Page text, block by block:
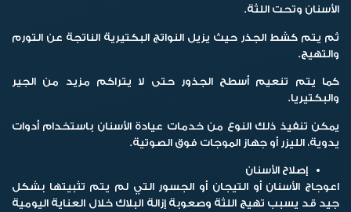
الأسنان وتحت اللثة.
ثم يتم كشط الجذر حيث يزيل النواتج البكتيرية الناتجة عن التورم
والتهيج.
كما يتم تنعيم أسطح الجذور حتى لا يتراكم مزيد من الجير
والبكتيريا.
يمكن تنفيذ ذلك النوع من خدمات عيادة الأسنان باستخدام أدوات
يدوية، الليزر أو جهاز الموجات فوق الصوتية.
إصلاح الأسنان
اعوجاج الأسنان أو التيجان أو الجسور التي لم يتم تثبيتها بشكل
جيد قد يسبب تهيج اللثة وصعوبة إزالة البلاك خلال العناية اليومية